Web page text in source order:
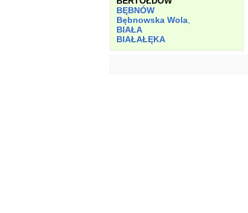
BĘBNÓW
Bębnowska Wola
BIAŁA
BIAŁAŁĘKA